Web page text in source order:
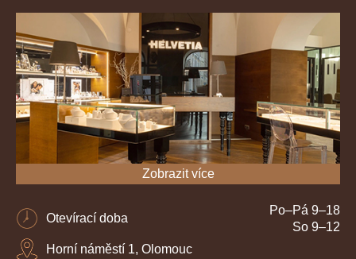
Zobrazit více
Otevírací doba
Po–Pá 9–18
So 9–12
Horní náměstí 1, Olomouc